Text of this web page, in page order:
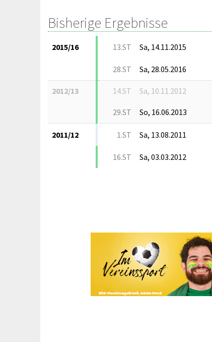
Bisherige Ergebnisse
2015/16 13.ST Sa, 14.11.2015
28.ST Sa, 28.05.2016
2012/13 14.ST Sa, 10.11.2012
29.ST So, 16.06.2013
2011/12 1.ST Sa, 13.08.2011
16.ST Sa, 03.03.2012